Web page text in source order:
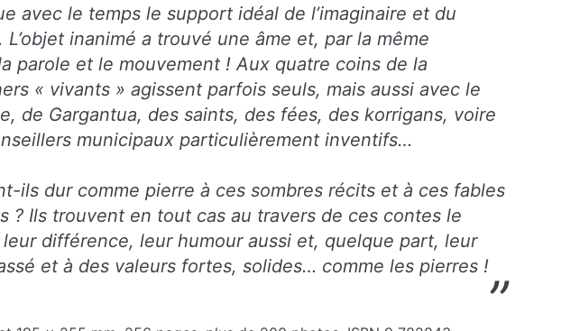
avec le temps le support idéal de l’imaginaire et du
inanimé a trouvé une âme et, par la même
parole et le mouvement ! Aux quatre coins de la
« vivants » agissent parfois seuls, mais aussi avec le
de Gargantua, des saints, des fées, des korrigans, voire
municipaux particulièrement inventifs…
ils dur comme pierre à ces sombres récits et à ces fables
? Ils trouvent en tout cas au travers de ces contes le
leur différence, leur humour aussi et, quelque part, leur
et à des valeurs fortes, solides… comme les pierres !